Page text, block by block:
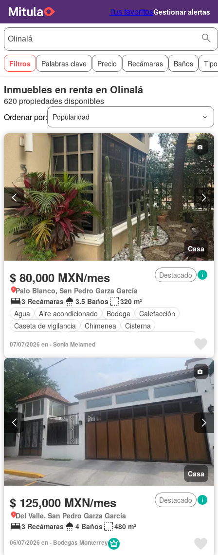
Tus favoritosGestionar alertas
Filtros Palabras clave Precio Recámaras Baños
Inmuebles en renta en Olinalá
620 propiedades disponibles
Ordenar por:
Popularidad
Casa
$ 80,000 MXN/mes
Destacado
Palo Blanco, San Pedro Garza García
3 Recámaras
3.5 Baños
320 m²
Agua
Aire acondicionado Bodega
Calefacción
Caseta de vigilancia
Chimenea
Cisterna
Electricidad
Estacionamiento
Recámara con closet
Permite mascotas
Sin amueblar
07/07/2026 en - Sonia Melamed
Casa
$ 125,000 MXN/mes
Destacado
Del Valle, San Pedro Garza García
3 Recámaras
4 Baños 480 m²
06/07/2026 en - Bodegas Monterrey